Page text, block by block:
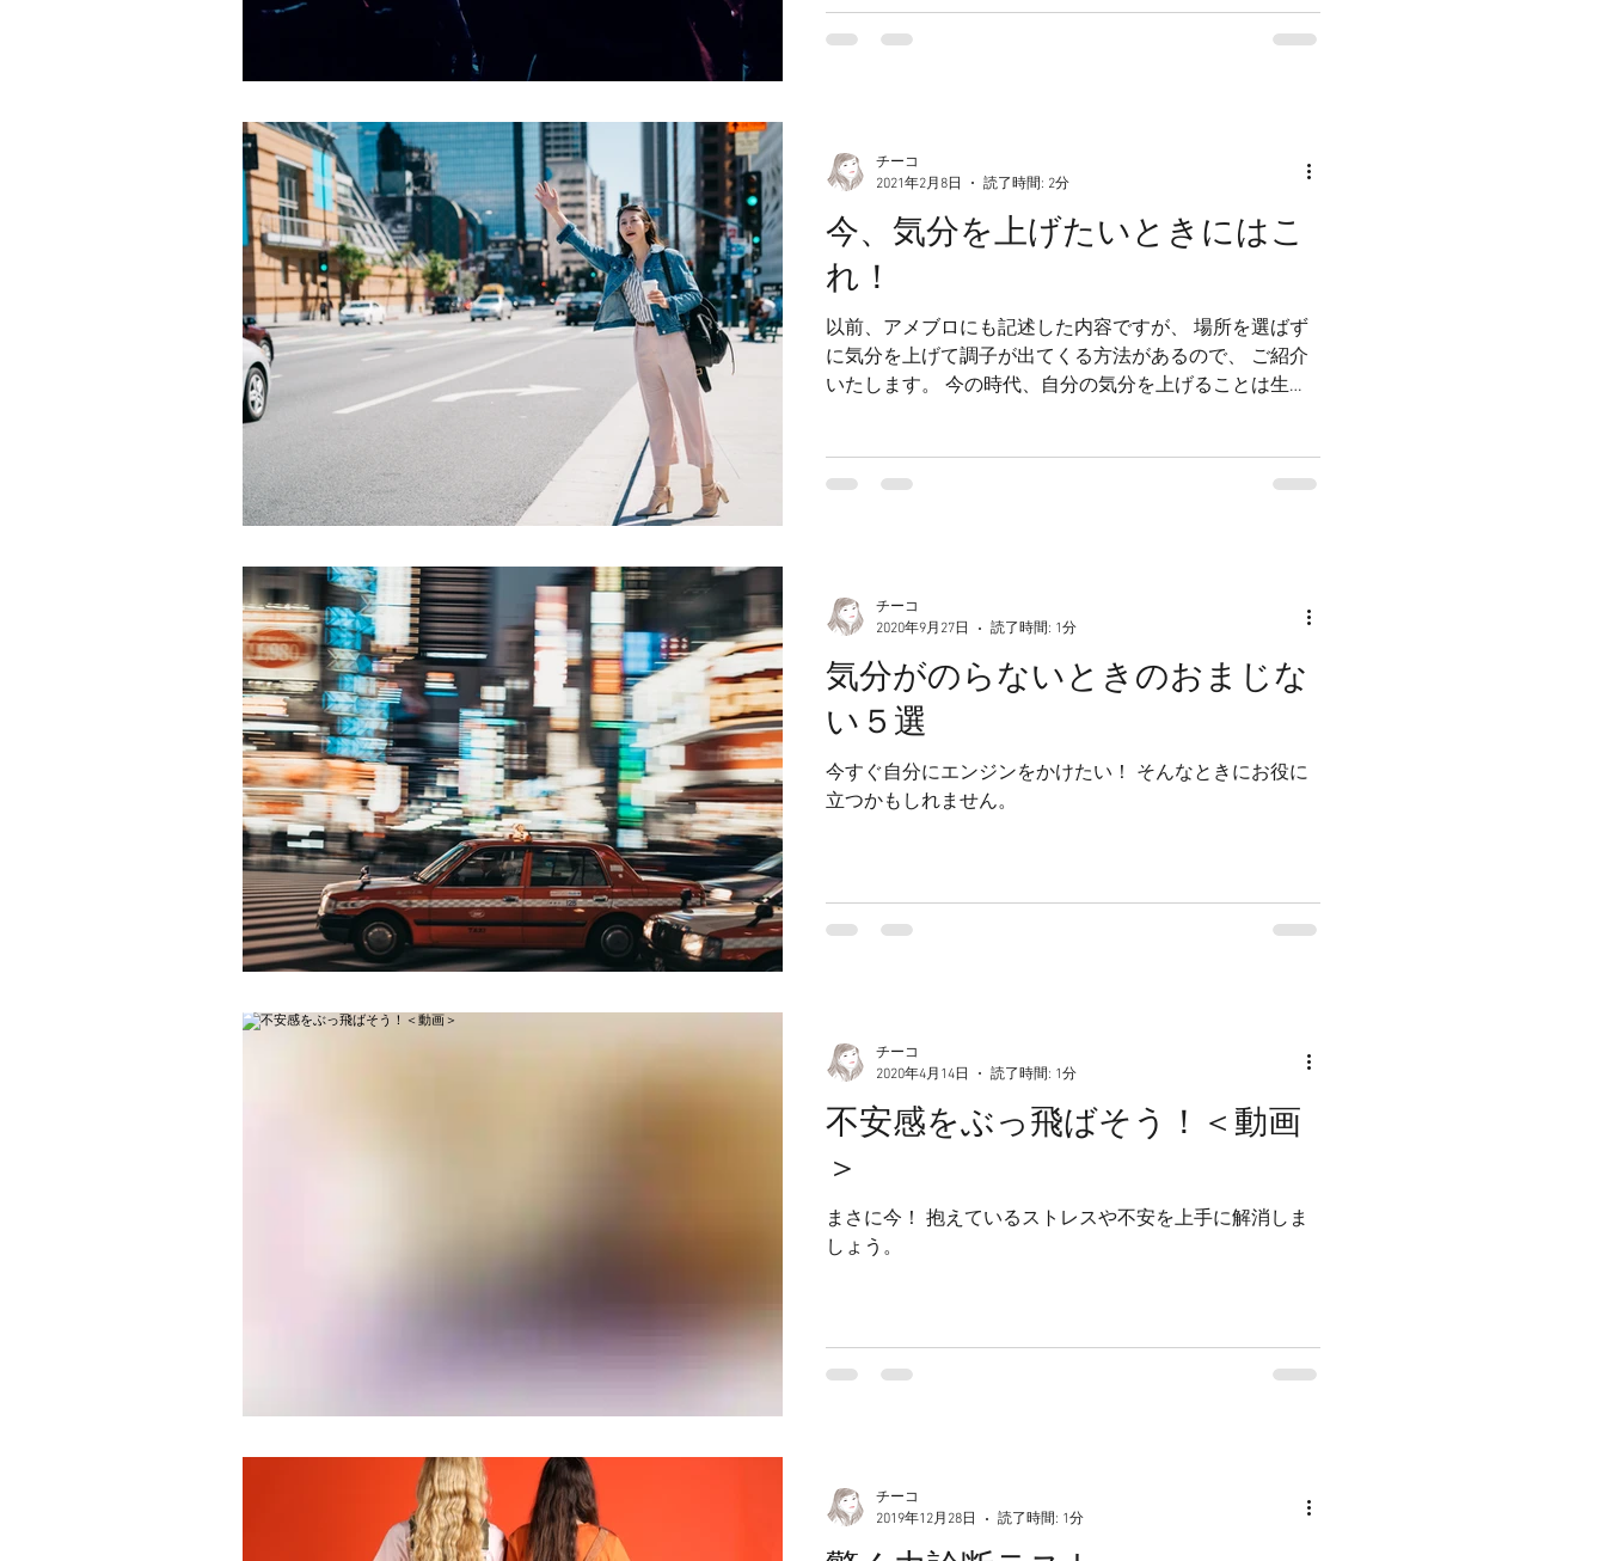
今、気分を上げたいときにはこ
れ！
以前、アメブロにも記述した内容ですが、 場所を選ばず
に気分を上げて調子が出てくる方法があるので、 ご紹介
いたします。 今の時代、自分の気分を上げることは生き
チーコ
2021年2月8日
読了時間: 2分
気分がのらないときのおまじな
い５選
今すぐ自分にエンジンをかけたい！ そんなときにお役に
立つかもしれません。
チーコ
2020年9月27日
読了時間: 1分
不安感をぶっ飛ばそう！＜動画
＞
まさに今！ 抱えているストレスや不安を上手に解消しま
しょう。
チーコ
2020年4月14日
読了時間: 1分
チーコ
2019年12月28日
読了時間: 1分